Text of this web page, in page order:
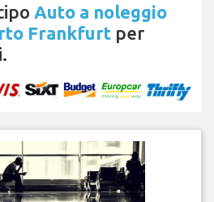
Auto a noleggio
Frankfurt per